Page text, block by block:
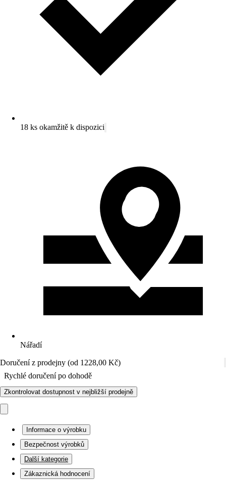
18 ks okamžitě k dispozici
Nářadí
Doručení z prodejny (od 1228,00 Kč)
Rychlé doručení po dohodě
Zkontrolovat dostupnost v nejbližší prodejně
Informace o výrobku
Bezpečnost výrobků
Další kategorie
Zákaznická hodnocení